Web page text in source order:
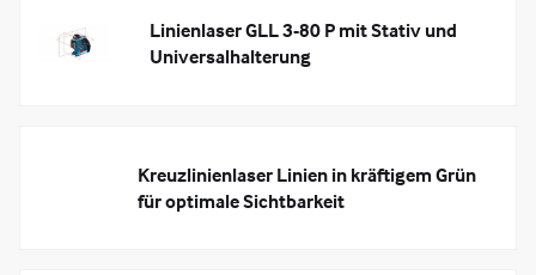
Linienlaser GLL 3-80 P mit Stativ und
Universalhalterung
Kreuzlinienlaser Linien in kräftigem Grün
für optimale Sichtbarkeit